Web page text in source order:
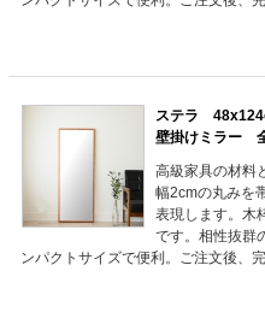
ステラ
壁掛けミラー
高級家具の材料
幅2cmの丸みを
表現します。木
です。相性抜群
ンパクトサイズで便利。ご注文後、